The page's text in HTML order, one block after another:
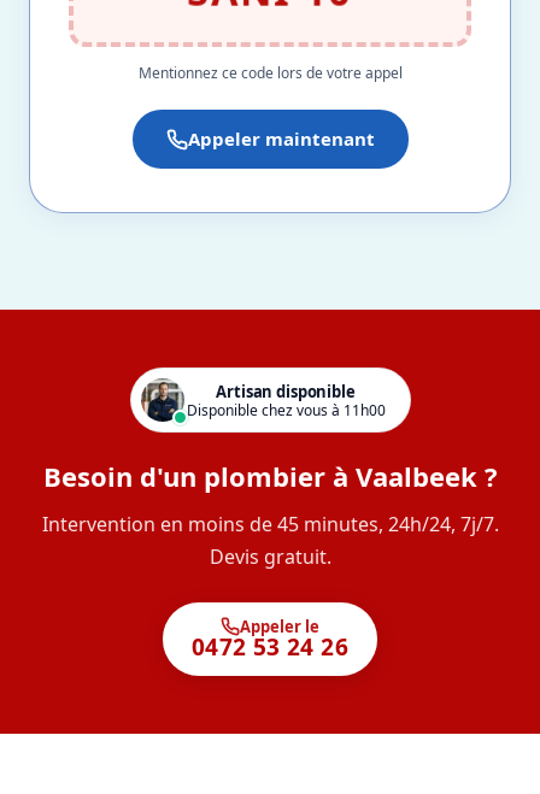
Mentionnez ce code lors de votre appel
Appeler maintenant
Artisan disponible
Disponible chez vous à 11h00
Besoin d'un plombier à Vaalbeek ?
Intervention en moins de 45 minutes, 24h/24, 7j/7.
Devis gratuit.
Appeler le
0472 53 24 26